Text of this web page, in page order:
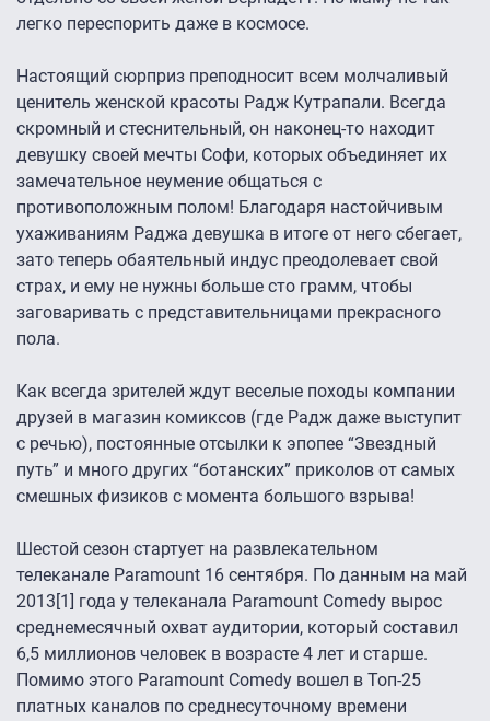
легко переспорить даже в космосе.
Настоящий сюрприз преподносит всем молчаливый
ценитель женской красоты Радж Кутрапали. Всегда
скромный и стеснительный, он наконец-то находит
девушку своей мечты Софи, которых объединяет их
замечательное неумение общаться с
противоположным полом! Благодаря настойчивым
ухаживаниям Раджа девушка в итоге от него сбегает,
зато теперь обаятельный индус преодолевает свой
страх, и ему не нужны больше сто грамм, чтобы
заговаривать с представительницами прекрасного
пола.
Как всегда зрителей ждут веселые походы компании
друзей в магазин комиксов (где Радж даже выступит
с речью), постоянные отсылки к эпопее “Звездный
путь” и много других “ботанских” приколов от самых
смешных физиков с момента большого взрыва!
Шестой сезон стартует на развлекательном
телеканале Paramount 16 сентября. По данным на май
2013[1] года у телеканала Paramount Comedy вырос
среднемесячный охват аудитории, который составил
6,5 миллионов человек в возрасте 4 лет и старше.
Помимо этого Paramount Comedy вошел в Топ-25
платных каналов по среднесуточному времени